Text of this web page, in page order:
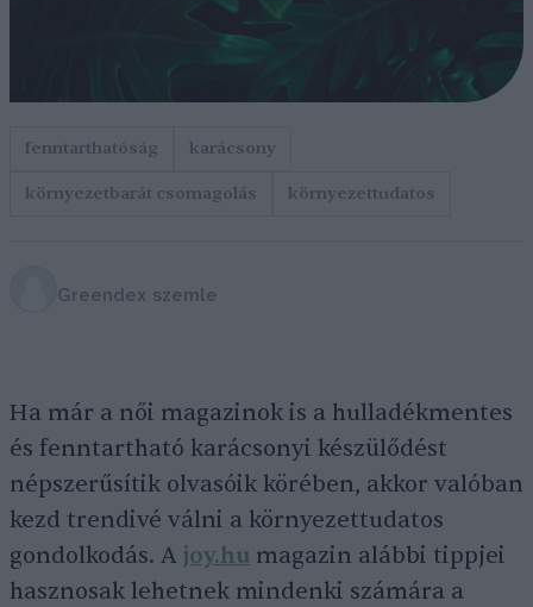
fenntarthatóság
karácsony
környezetbarát csomagolás
környezettudatos
Greendex szemle
Ha már a női magazinok is a hulladékmentes
és fenntartható karácsonyi készülődést
népszerűsítik olvasóik körében, akkor valóban
kezd trendivé válni a környezettudatos
gondolkodás. A joy.hu magazin alábbi tippjei
hasznosak lehetnek mindenki számára a